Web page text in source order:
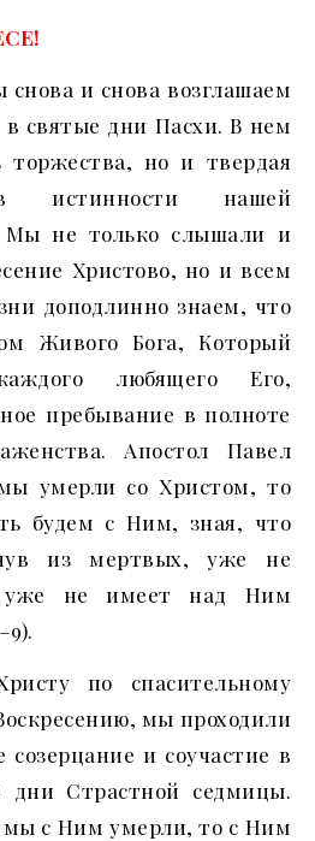
и снова возглашаем
в святые дни Пасхи. В нем
торжества, но и твердая
истинности нашей
Мы не только слышали и
Христово, но и всем
доподлинно знаем, что
Живого Бога, Который
любящего Его,
пребывание в полноте
Апостол Павел
умерли со Христом, то
будем с Ним, зная, что
из мертвых, уже не
уже не имеет над Ним
по спасительному
мы проходили
созерцание и соучастие в
дни Страстной седмицы.
мы с Ним умерли, то с Ним